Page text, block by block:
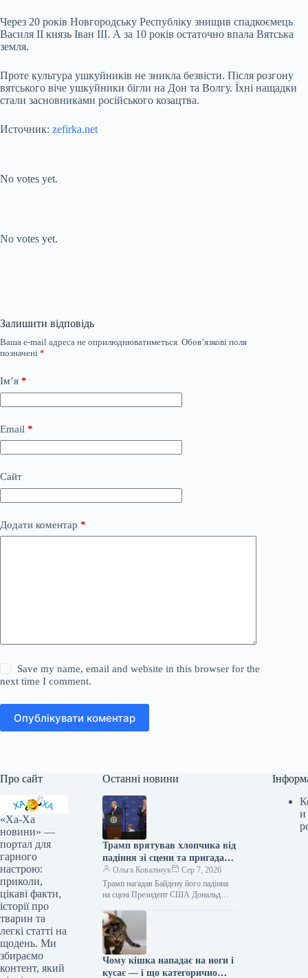
Через 20 років Новгородську Республіку знищив спадкоємець
Василя ІІ князь Іван ІІІ. А за 10 років остаточно впала Вятська
земля.
Проте культура ушкуйників не зникла безвісти. Після розгону
вятського віче ушкуйники бігли на Дон та Волгу. Їхні нащадки
стали засновниками російського козацтва.
Источник: zefirka.net
No votes yet.
No votes yet.
Залишити відповідь
Ваша e-mail адреса не оприлюднюватиметься. Обов’язкові поля
позначені *
Ім’я *
Email *
Сайт
Додати коментар *
Save my name, email and website in this browser for the
next time I comment.
Опублікувати коментар
Про сайт
«Ха-Ха
новини» —
портал для
гарного
настрою:
приколи,
цікаві факти,
історії про
тварин та
легкі статті на
щодень. Ми
збираємо
контент, який
Останні новини
Трамп врятував хлопчика від
падіння зі сцени та пригадав
Байдена (відео)
Ольга Ковальчук
Сер 7, 2026
Трамп нагадав Байдену його падіння
на сцені Президент США Дональд
сцени та обмовився про…
Чому кішка нападає на ноги і
кусає — і що категорично
и